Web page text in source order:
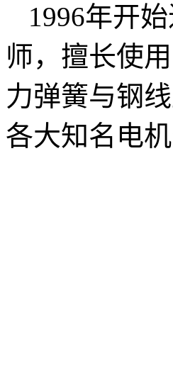
1996年开
师，擅长使
力弹簧与钢
各大知名电